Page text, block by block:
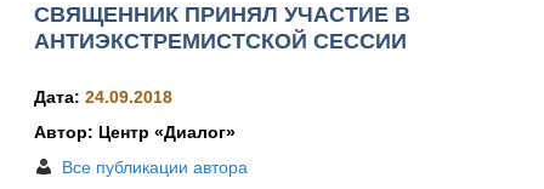
СВЯЩЕННИК ПРИНЯЛ УЧАСТИЕ В
АНТИЭКСТРЕМИСТСКОЙ СЕССИИ
Дата: 24.09.2018
Автор: Центр «Диалог»
Все публикации автора